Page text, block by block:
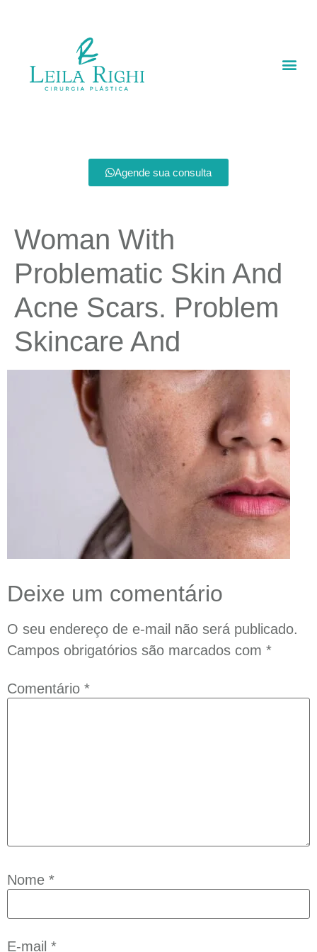
Agende sua consulta
Woman With
Problematic Skin And
Acne Scars. Problem
Skincare And
Deixe um comentário
O seu endereço de e-mail não será publicado.
Campos obrigatórios são marcados com *
Comentário *
Nome *
E-mail *